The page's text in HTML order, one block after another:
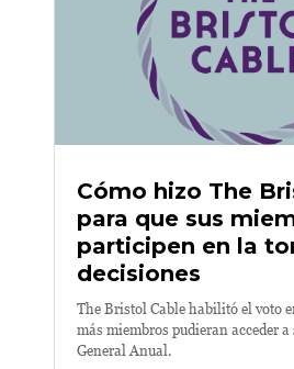
Cómo hizo The
para que sus
participen en la
decisiones
The Bristol Cable habilitó el voto
más miembros pudieran acceder a
General Anual.